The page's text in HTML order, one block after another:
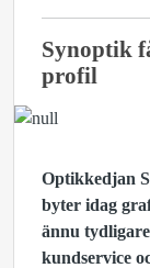
Synoptik
profil
Optikkedjan
byter idag
ännu
kundservice